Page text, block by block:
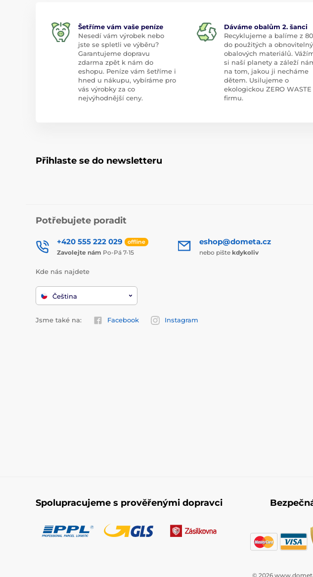
Šetříme vám vaše peníze
Nesedí vám výrobek nebo
jste se spletli ve výběru?
Garantujeme dopravu
zdarma zpět k nám do
eshopu. Peníze vám šetříme i
hned u nákupu, vybíráme pro
vás výrobky za co
nejvýhodnější ceny.
Dáváme obalům 2. šanci
Recyklujeme a balíme z
do použitých a
obalových materiálů.
si naší planety a záleží
na tom, jakou ji necháme
dětem. Usilujeme o
ekologickou ZERO WASTE
firmu.
Přihlaste se do newsletteru
Potřebujete poradit
+420 555 222 029 offline
Zavolejte nám Po-Pá 7-15
eshop@dometa.cz
nebo pište kdykoliv
Kde nás najdete
Čeština
Jsme také na: Facebook Instagram
Spolupracujeme s prověřenými dopravci
© 2026